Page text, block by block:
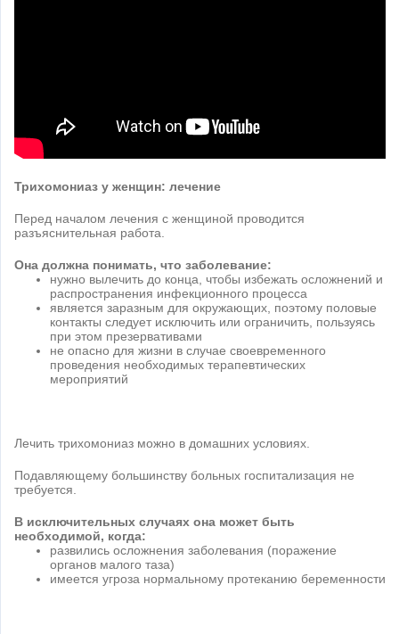
Трихомониаз у женщин: лечение
Перед началом лечения с женщиной проводится
разъяснительная работа.
Она должна понимать, что заболевание:
нужно вылечить до конца, чтобы избежать осложнений и
распространения инфекционного процесса
является заразным для окружающих, поэтому половые
контакты следует исключить или ограничить, пользуясь
при этом презервативами
не опасно для жизни в случае своевременного
проведения необходимых терапевтических
мероприятий
Лечить трихомониаз можно в домашних условиях.
Подавляющему большинству больных госпитализация не
требуется.
В исключительных случаях она может быть
необходимой, когда:
развились осложнения заболевания (поражение
органов малого таза)
имеется угроза нормальному протеканию беременности